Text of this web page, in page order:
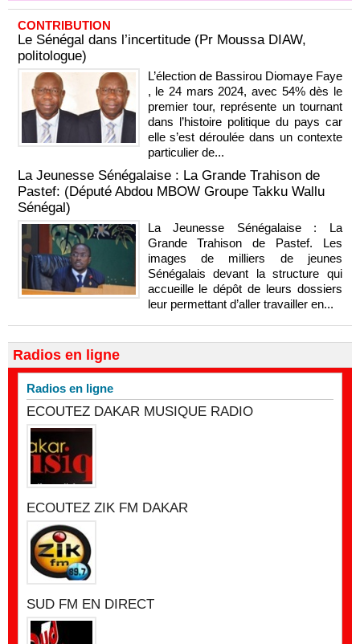
CONTRIBUTION
Le Sénégal dans l’incertitude (Pr Moussa DIAW,
politologue)
L’élection de Bassirou Diomaye Faye
, le 24 mars 2024, avec 54% dès le
premier tour, représente un tournant
dans l’histoire politique du pays car
elle s’est déroulée dans un contexte
particulier de...
La Jeunesse Sénégalaise : La Grande Trahison de
Pastef: (Député Abdou MBOW Groupe Takku Wallu
Sénégal)
La Jeunesse Sénégalaise : La
Grande Trahison de Pastef. Les
images de milliers de jeunes
Sénégalais devant la structure qui
accueille le dépôt de leurs dossiers
leur permettant d’aller travailler en...
Radios en ligne
Radios en ligne
ECOUTEZ DAKAR MUSIQUE RADIO
ECOUTEZ ZIK FM DAKAR
SUD FM EN DIRECT